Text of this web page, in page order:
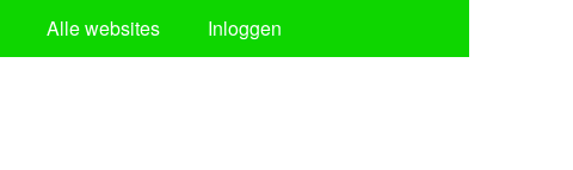
Alle websites Inloggen